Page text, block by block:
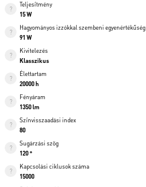
Teljesítmény
15 W
Hagyományos izzókkal szembeni egyenértékűség
91 W
Kivitelezés
Klasszikus
Élettartam
20000 h
Fényáram
1350 lm
Színvisszaadási index
80
Sugárzási szög
120 °
Kapcsolási ciklusok száma
15000